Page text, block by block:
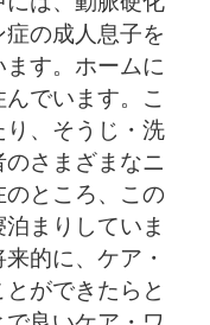
の成人息子を
す。ホームに
でいます。こ
、そうじ・洗
さまざまなニ
ところ、この
まりしていま
的に、ケア・
ができたらと